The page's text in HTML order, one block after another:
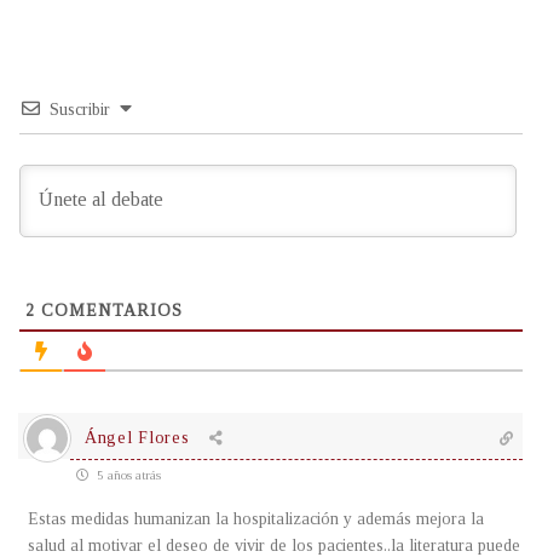
Suscribir
2 COMENTARIOS
Ángel Flores
5 años atrás
Estas medidas humanizan la hospitalización y además mejora la
salud al motivar el deseo de vivir de los pacientes..la literatura puede